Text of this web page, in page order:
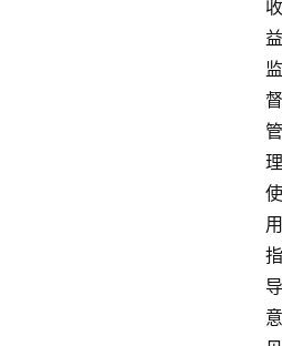
收
益
监
督
管
理
使
用
指
导
意